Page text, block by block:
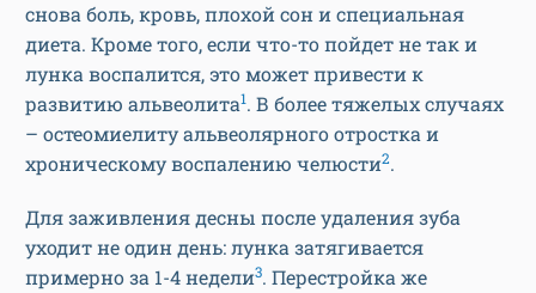
снова боль, кровь, плохой сон и специальная
диета. Кроме того, если что-то пойдет не так и
лунка воспалится, это может привести к
развитию альвеолита1. В более тяжелых случаях
– остеомиелиту альвеолярного отростка и
хроническому воспалению челюсти2.
Для заживления десны после удаления зуба
уходит не один день: лунка затягивается
примерно за 1-4 недели3. Перестройка же